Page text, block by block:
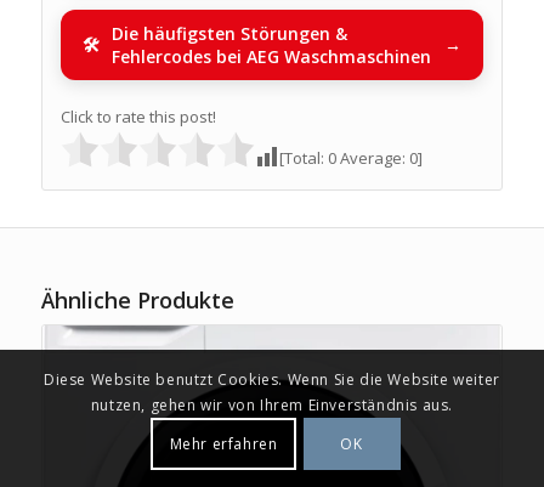
Die häufigsten Störungen &
Fehlercodes bei AEG Waschmaschinen
Click to rate this post!
[Total: 0Average: 0]
Ähnliche Produkte
Diese Website benutzt Cookies. Wenn Sie die Website weiter
nutzen, gehen wir von Ihrem Einverständnis aus.
Mehr erfahren
OK